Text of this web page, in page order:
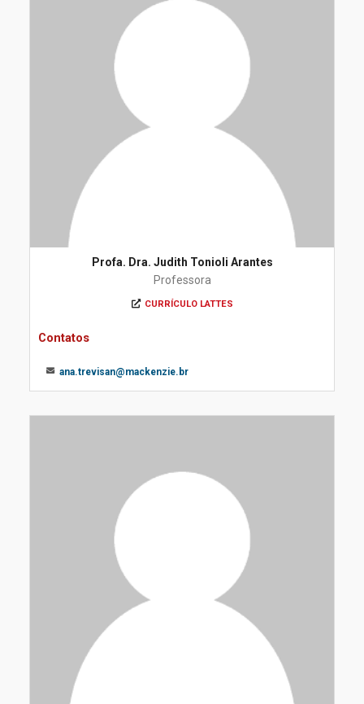
Profa. Dra. Judith Tonioli Arantes
Professora
CURRÍCULO LATTES
Contatos
ana.trevisan@mackenzie.br